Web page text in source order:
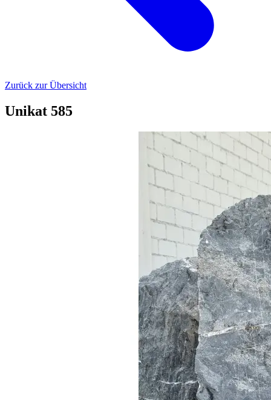
Zurück zur Übersicht
Unikat 585